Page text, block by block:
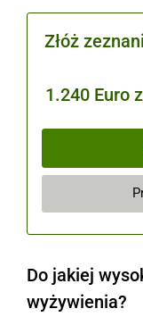
Złóż
1.240 Euro
Do jakiej
wyżywienia?